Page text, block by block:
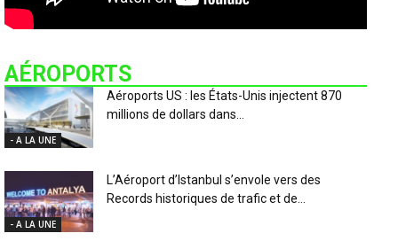
AÉROPORTS
- A LA UNE
Aéroports US : les États-Unis injectent 870
millions de dollars dans...
- A LA UNE
L’Aéroport d’Istanbul s’envole vers des
Records historiques de trafic et de...